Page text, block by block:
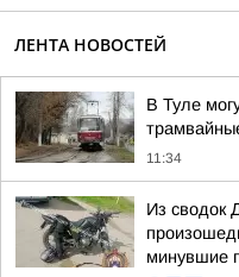
ЛЕНТА НОВОСТЕЙ
В Туле
11:34
Из сводок
минувшие